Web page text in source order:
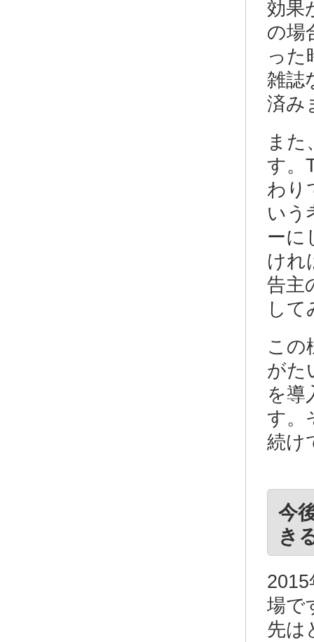
効果
の場
った
雑誌
済み
また
す。
わり
いう
ーに
けれ
告主
して
この
がた
を導
す。
続け
今
き
場で
先は